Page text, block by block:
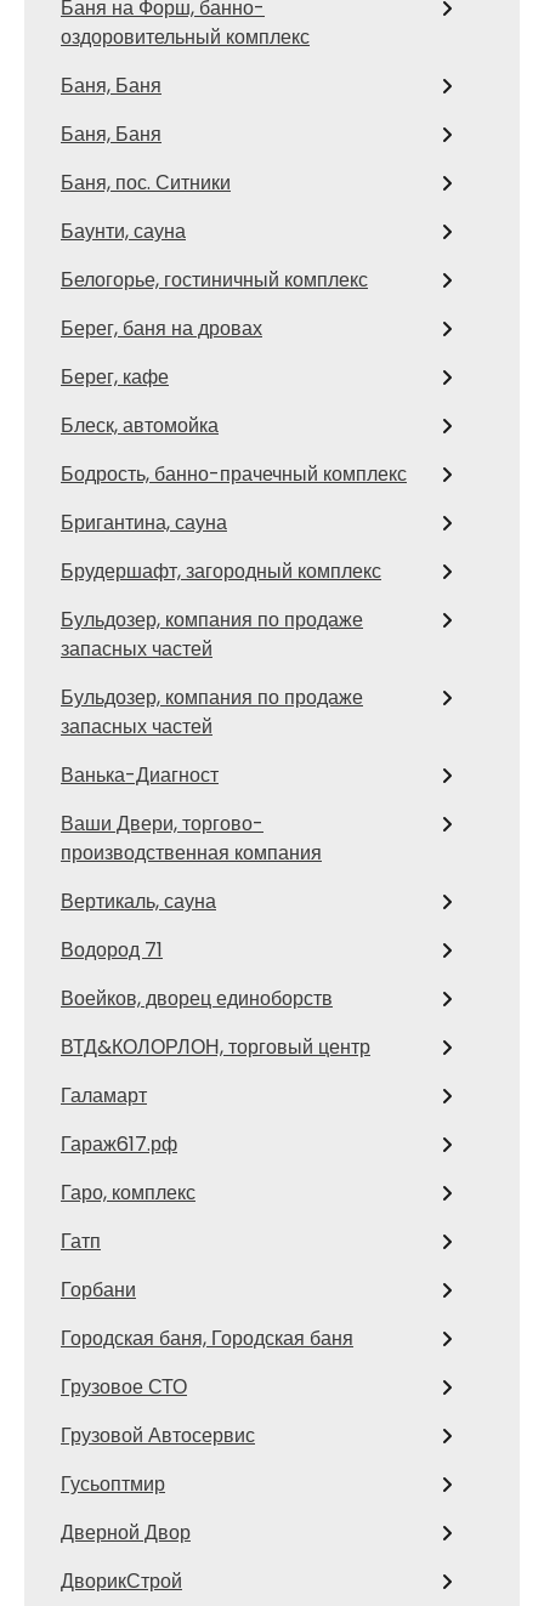
Баня на Форш, банно-
оздоровительный комплекс
Баня, Баня
Баня, Баня
Баня, пос. Ситники
Баунти, сауна
Белогорье, гостиничный комплекс
Берег, баня на дровах
Берег, кафе
Блеск, автомойка
Бодрость, банно-прачечный комплекс
Бригантина, сауна
Брудершафт, загородный комплекс
Бульдозер, компания по продаже
запасных частей
Бульдозер, компания по продаже
запасных частей
Ванька-Диагност
Ваши Двери, торгово-
производственная компания
Вертикаль, сауна
Водород 71
Воейков, дворец единоборств
ВТД&КОЛОРЛОН, торговый центр
Галамарт
Гараж617.рф
Гаро, комплекс
Гатп
Горбани
Городская баня, Городская баня
Грузовое СТО
Грузовой Автосервис
Гусьоптмир
Дверной Двор
ДворикСтрой